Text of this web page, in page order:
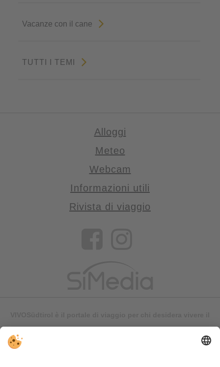
Vacanze con il cane
TUTTI I TEMI
Alloggi
Meteo
Webcam
Informazioni utili
Rivista di viaggio
Trentino Alto Adige davvero – con consigli autentici, alloggi e